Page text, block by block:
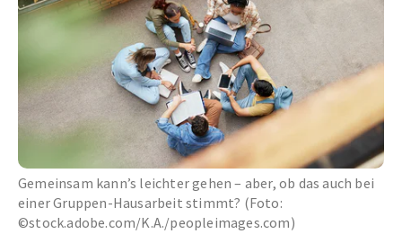
Gemeinsam kann’s leichter gehen – aber, ob das auch bei
einer Gruppen-Hausarbeit stimmt? (Foto:
©stock.adobe.com/K.A./peopleimages.com)